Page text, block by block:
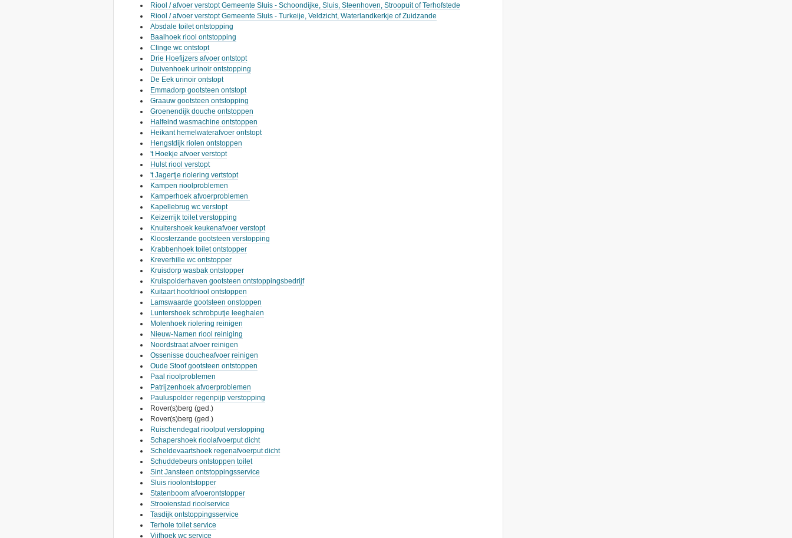
Riool / afvoer verstopt Gemeente Sluis - Schoondijke, Sluis, Steenhoven, Stroopuit of Terhofstede
Riool / afvoer verstopt Gemeente Sluis - Turkeije, Veldzicht, Waterlandkerkje of Zuidzande
Absdale toilet ontstopping
Baalhoek riool ontstopping
Clinge wc ontstopt
Drie Hoefijzers afvoer ontstopt
Duivenhoek urinoir ontstopping
De Eek urinoir ontstopt
Emmadorp gootsteen ontstopt
Graauw gootsteen ontstopping
Groenendijk douche ontstoppen
Halfeind wasmachine ontstoppen
Heikant hemelwaterafvoer ontstopt
Hengstdijk riolen ontstoppen
't Hoekje afvoer verstopt
Hulst riool verstopt
't Jagertje riolering vertstopt
Kampen rioolproblemen
Kamperhoek afvoerproblemen
Kapellebrug wc verstopt
Keizerrijk toilet verstopping
Knuitershoek keukenafvoer verstopt
Kloosterzande gootsteen verstopping
Krabbenhoek toilet ontstopper
Kreverhille wc ontstopper
Kruisdorp wasbak ontstopper
Kruispolderhaven gootsteen ontstoppingsbedrijf
Kuitaart hoofdriool ontstoppen
Lamswaarde gootsteen onstoppen
Luntershoek schrobputje leeghalen
Molenhoek riolering reinigen
Nieuw-Namen riool reiniging
Noordstraat afvoer reinigen
Ossenisse doucheafvoer reinigen
Oude Stoof gootsteen ontstoppen
Paal rioolproblemen
Patrijzenhoek afvoerproblemen
Pauluspolder regenpijp verstopping
Rover(s)berg (ged.)
Rover(s)berg (ged.)
Ruischendegat rioolput verstopping
Schapershoek rioolafvoerput dicht
Scheldevaartshoek regenafvoerput dicht
Schuddebeurs ontstoppen toilet
Sint Jansteen ontstoppingsservice
Sluis rioolontstopper
Statenboom afvoerontstopper
Strooienstad rioolservice
Tasdijk ontstoppingsservice
Terhole toilet service
Vijfhoek wc service